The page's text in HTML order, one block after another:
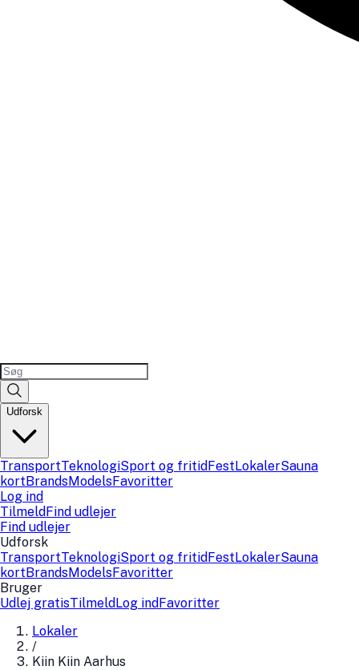
Udforsk
TransportTeknologiSport og fritidFestLokalerSauna
kortBrandsModelsFavoritter
Log ind
TilmeldFind udlejer
Find udlejer
Udforsk
TransportTeknologiSport og fritidFestLokalerSauna
kortBrandsModelsFavoritter
Bruger
Udlej gratisTilmeldLog indFavoritter
Lokaler
/
Kiin Kiin Aarhus